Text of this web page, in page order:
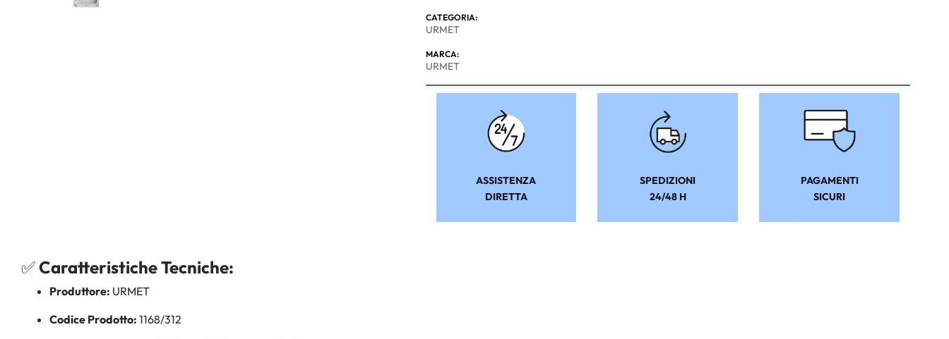
CATEGORIA:
URMET
MARCA:
URMET
ASSISTENZA
DIRETTA
SPEDIZIONI
24/48 H
PAGAMENTI
SICURI
✅Caratteristiche Tecniche:
Produttore: URMET
Codice Prodotto: 1168/312